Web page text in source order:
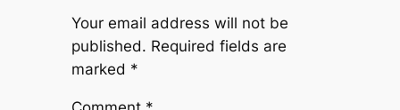
Your email address will not be
published. Required fields are
marked *